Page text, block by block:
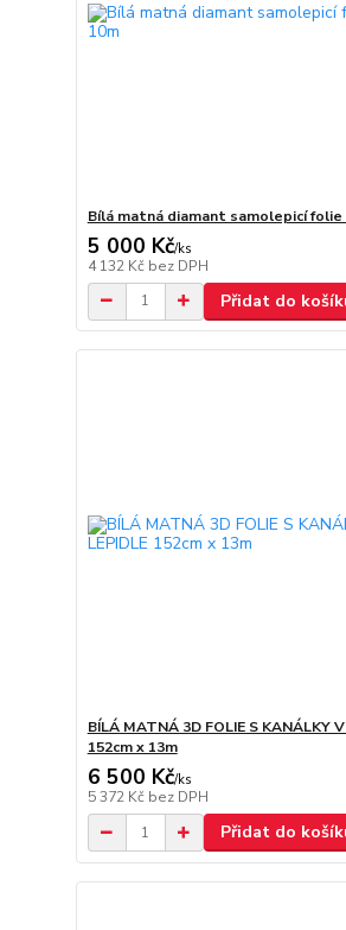
Bílá matná diamant samolepicí folie
5 000 Kč/ks
4 132 Kč bez DPH
Přidat do
BÍLÁ MATNÁ 3D FOLIE S KANÁLKY V
152cm x 13m
6 500 Kč/ks
5 372 Kč bez DPH
Přidat do